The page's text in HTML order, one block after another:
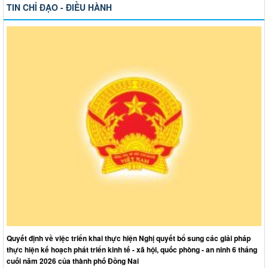
TIN CHỈ ĐẠO - ĐIỀU HÀNH
Quyết định về việc triển khai thực hiện Nghị quyết bổ sung các giải pháp
thực hiện kế hoạch phát triển kinh tế - xã hội, quốc phòng - an ninh 6 tháng
cuối năm 2026 của thành phố Đồng Nai